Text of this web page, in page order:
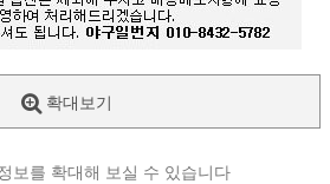
확대보기
보를 확대해 보실 수 있습니다